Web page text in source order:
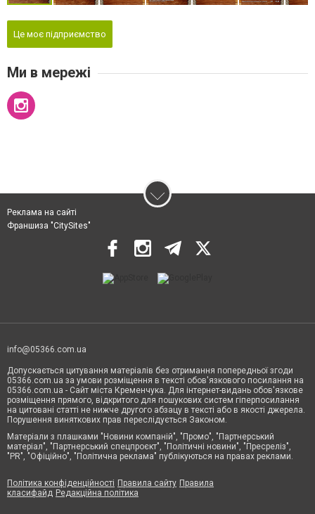
Це моє підприємство
Ми в мережі
Реклама на сайті
Франшиза "CitySites"
info@05366.com.ua
Допускається цитування матеріалів без отримання попередньої згоди
05366.com.ua за умови розміщення в тексті обов'язкового посилання на
05366.com.ua - Сайт міста Кременчука. Для інтернет-видань обов'язкове
розміщення прямого, відкритого для пошукових систем гіперпосилання
на цитовані статті не нижче другого абзацу в тексті або в якості джерела.
Порушення виняткових прав переслідується Законом.
Матеріали з плашками "Новини компаній", "Промо", "Партнерський
матеріал", "Партнерський спецпроєкт", "Політичні новини", "Пресреліз",
"PR", "Офіційно", "Політична реклама" публікуються на правах реклами.
Політика конфіденційності Правила сайту Правила
класифайд Редакційна політика